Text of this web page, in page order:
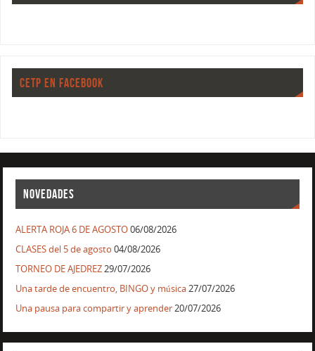
CETP EN FACEBOOK
NOVEDADES
ALERTA ROJA 6 DE AGOSTO06/08/2026
CLASES del 5 de agosto 04/08/2026
TORNEO DE AJEDREZ29/07/2026
Una tarde de encuentro, BINGO y música27/07/2026
Una pausa para compartir y aprender20/07/2026